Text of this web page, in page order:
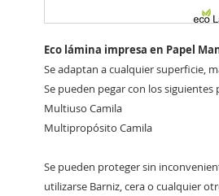
Eco lámina impresa en Papel
Se adaptan a cualquier superficie,
Se pueden pegar con los siguientes
Multiuso Camila
Multipropósito Camila
Se pueden proteger sin
utilizarse Barniz, cera o cualquier